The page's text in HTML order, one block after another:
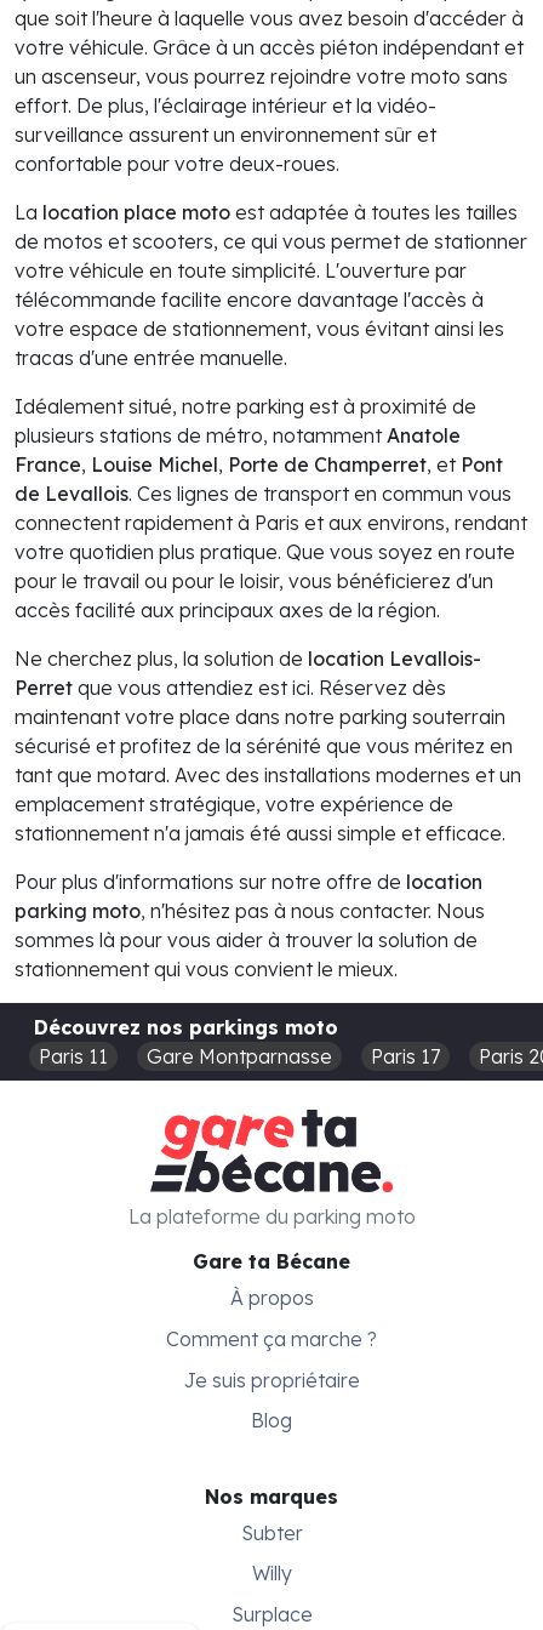
que soit l'heure à laquelle vous avez besoin d'accéder à
votre véhicule. Grâce à un accès piéton indépendant et
un ascenseur, vous pourrez rejoindre votre moto sans
effort. De plus, l'éclairage intérieur et la vidéo-
surveillance assurent un environnement sûr et
confortable pour votre deux-roues.
La location place moto est adaptée à toutes les tailles
de motos et scooters, ce qui vous permet de stationner
votre véhicule en toute simplicité. L'ouverture par
télécommande facilite encore davantage l'accès à
votre espace de stationnement, vous évitant ainsi les
tracas d'une entrée manuelle.
Idéalement situé, notre parking est à proximité de
plusieurs stations de métro, notammentAnatole
France, Louise Michel, Porte de Champerret, et Pont
de Levallois. Ces lignes de transport en commun vous
connectent rapidement à Paris et aux environs, rendant
votre quotidien plus pratique. Que vous soyez en route
pour le travail ou pour le loisir, vous bénéficierez d'un
accès facilité aux principaux axes de la région.
Ne cherchez plus, la solution de location Levallois-
Perret que vous attendiez est ici. Réservez dès
maintenant votre place dans notre parking souterrain
sécurisé et profitez de la sérénité que vous méritez en
tant que motard. Avec des installations modernes et un
emplacement stratégique, votre expérience de
stationnement n'a jamais été aussi simple et efficace.
Pour plus d'informations sur notre offre de location
parking moto, n'hésitez pas à nous contacter. Nous
sommes là pour vous aider à trouver la solution de
stationnement qui vous convient le mieux.
Découvrez nos parkings moto
Paris 11
Gare Montparnasse Paris 17 Paris
Gare ta Bécane
À propos
Comment ça marche ?
Je suis propriétaire
Blog
Nos marques
Subter
Willy
Surplace
La plateforme du parking moto